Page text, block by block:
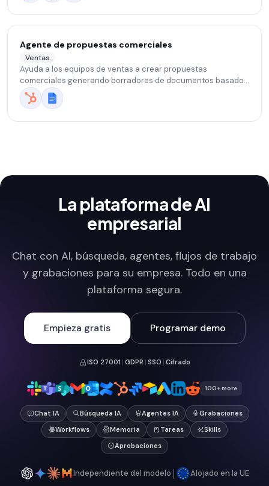
Agente de propuestas comerciales
Ventas
Ayuda a los equipos de ventas a crear propuestas
comerciales generando borradores de documentos basados
en entradas, plantillas, información del producto y requisitos
del cliente.
La plataforma de AI
empresarial
Chat con AI, búsqueda, agentes, flujos de trabajo
y grabaciones para su empresa. Todo en una
plataforma segura.
Empieza gratis Programar demo
ISO 27001 | GDPR | SSO | Cifrado
100+ more
Chat IA Búsqueda IA Agentes IA
Grabaciones
Workflows
Memoria Tareas
Skills
Aprobaciones
Independiente del modelo | Alojado en la UE